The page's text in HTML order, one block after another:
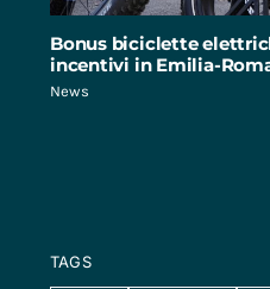
Bonus biciclette
incentivi in Emilia-
News
TAGS